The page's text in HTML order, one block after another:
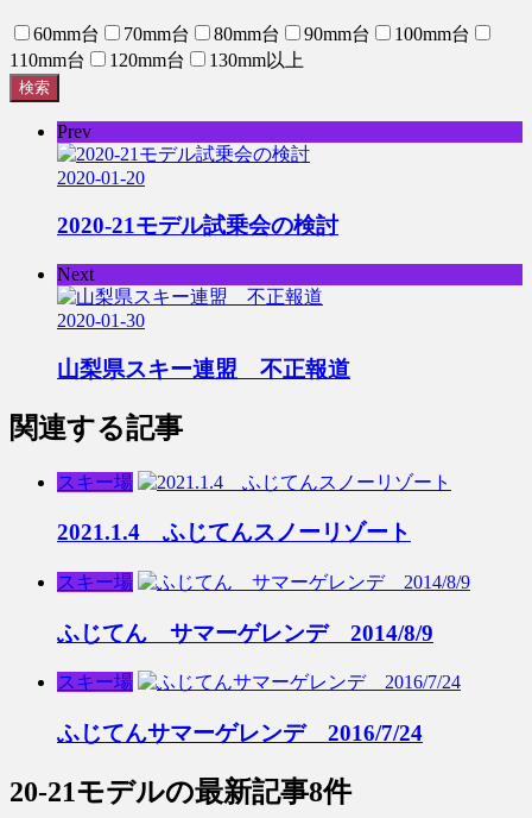
60mm台 70mm台 80mm台 90mm台
100mm台
110mm台
120mm台 130mm以上
検索
Prev
2020-01-20
2020-21モデル試乗会の検討
Next
2020-01-30
山梨県スキー連盟 不正報道
関連する記事
スキー場
2021.1.4 ふじてんスノーリゾート
スキー場
ふじてん サマーゲレンデ 2014/8/9
スキー場
ふじてんサマーゲレンデ 2016/7/24
20-21モデルの最新記事8件